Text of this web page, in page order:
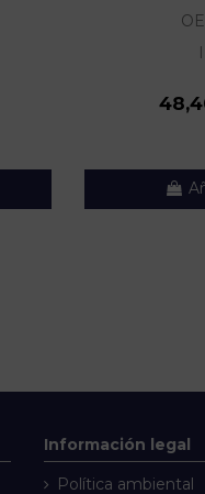
Información legal
Política ambiental